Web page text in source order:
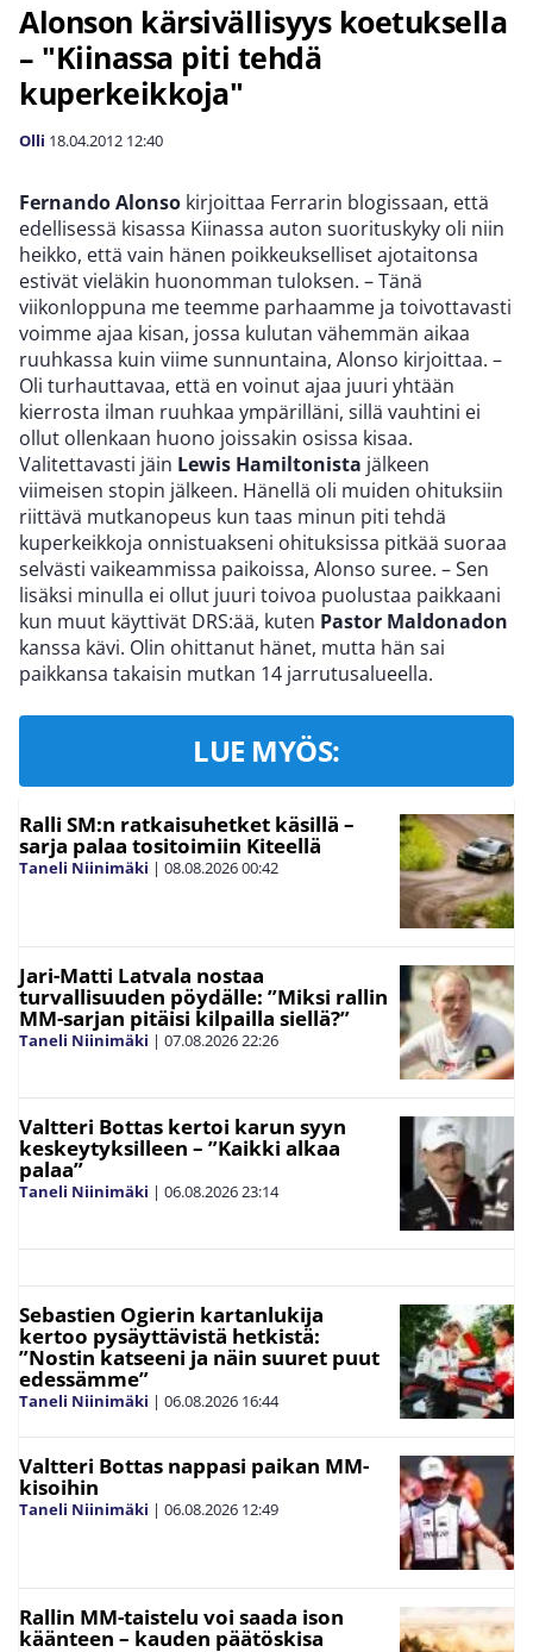
Alonson kärsivällisyys koetuksella
– "Kiinassa piti tehdä
kuperkeikkoja"
Olli 18.04.2012 12:40
Fernando Alonso kirjoittaa Ferrarin blogissaan, että
edellisessä kisassa Kiinassa auton suorituskyky oli niin
heikko, että vain hänen poikkeukselliset ajotaitonsa
estivät vieläkin huonomman tuloksen. – Tänä
viikonloppuna me teemme parhaamme ja toivottavasti
voimme ajaa kisan, jossa kulutan vähemmän aikaa
ruuhkassa kuin viime sunnuntaina, Alonso kirjoittaa. –
Oli turhauttavaa, että en voinut ajaa juuri yhtään
kierrosta ilman ruuhkaa ympärilläni, sillä vauhtini ei
ollut ollenkaan huono joissakin osissa kisaa.
Valitettavasti jäin Lewis Hamiltonista jälkeen
viimeisen stopin jälkeen. Hänellä oli muiden ohituksiin
riittävä mutkanopeus kun taas minun piti tehdä
kuperkeikkoja onnistuakseni ohituksissa pitkää suoraa
selvästi vaikeammissa paikoissa, Alonso suree. – Sen
lisäksi minulla ei ollut juuri toivoa puolustaa paikkaani
kun muut käyttivät DRS:ää, kuten Pastor Maldonadon
kanssa kävi. Olin ohittanut hänet, mutta hän sai
paikkansa takaisin mutkan 14 jarrutusalueella.
LUE MYÖS:
Ralli SM:n ratkaisuhetket käsillä –
sarja palaa tositoimiin Kiteellä
Taneli Niinimäki | 08.08.202600:42
Jari-Matti Latvala nostaa
turvallisuuden pöydälle: ”Miksi rallin
MM-sarjan pitäisi kilpailla siellä?”
Taneli Niinimäki | 07.08.202622:26
Valtteri Bottas kertoi karun syyn
keskeytyksilleen – ”Kaikki alkaa
palaa”
Taneli Niinimäki | 06.08.202623:14
Sebastien Ogierin kartanlukija
kertoo pysäyttävistä hetkistä:
”Nostin katseeni ja näin suuret puut
edessämme”
Taneli Niinimäki | 06.08.2026 16:44
Valtteri Bottas nappasi paikan MM-
kisoihin
Taneli Niinimäki | 06.08.2026 12:49
Rallin MM-taistelu voi saada ison
käänteen – kauden päätöskisa